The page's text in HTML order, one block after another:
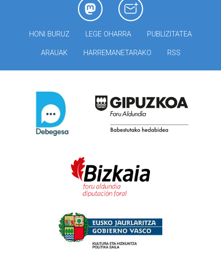
HONI BURUZ LEGE OHARRA PUBLIZITATEA
ARAUAK HARREMANETARAKO RSS